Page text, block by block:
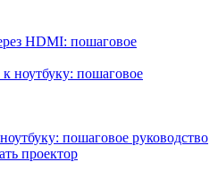
HDMI: пошаговое
пошаговое руководство